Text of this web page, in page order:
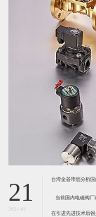
21
2021-01
台湾金器带您分析
当前国内电磁阀厂
在引进先进技术后